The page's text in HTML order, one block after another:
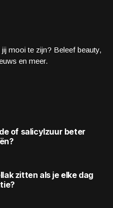
mooi te zijn? Beleef beauty,
en meer.
of salicylzuur beter
zitten als je elke dag